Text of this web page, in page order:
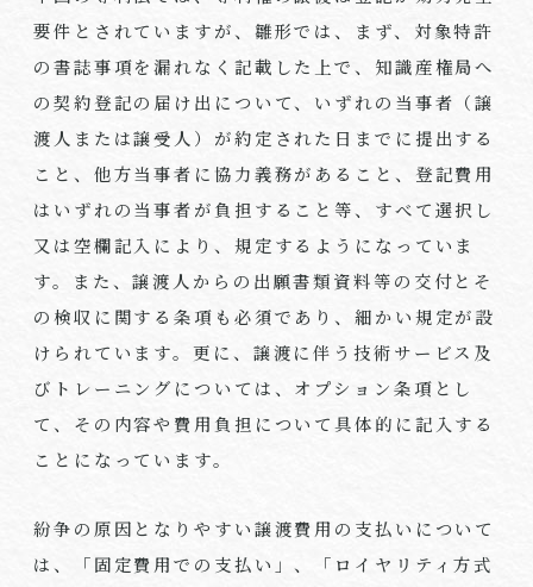
要件とされていますが、雛形では、まず、対象特許
の書誌事項を漏れなく記載した上で、知識産権局へ
の契約登記の届け出について、いずれの当事者（譲
渡人または譲受人）が約定された日までに提出する
こと、他方当事者に協力義務があること、登記費用
はいずれの当事者が負担すること等、すべて選択し
又は空欄記入により、規定するようになっていま
す。また、譲渡人からの出願書類資料等の交付とそ
の検収に関する条項も必須であり、細かい規定が設
けられています。更に、譲渡に伴う技術サービス及
びトレーニングについては、オプション条項とし
て、その内容や費用負担について具体的に記入する
ことになっています。
紛争の原因となりやすい譲渡費用の支払いについて
は、「固定費用での支払い」、「ロイヤリティ方式